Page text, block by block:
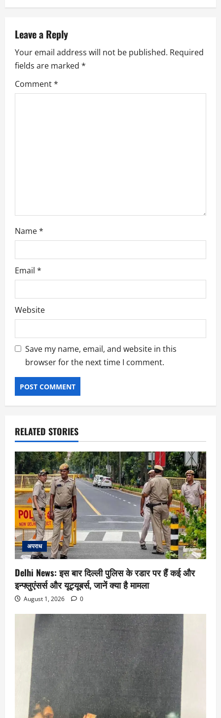
Leave a Reply
Your email address will not be published. Required
fields are marked *
Comment*
Name*
Email *
Website
Save my name, email, and website in this
browser for the next time I comment.
RELATED STORIES
अपराध
Delhi News: इस बार दिल्ली पुलिस के रडार पर हैं कई और
इन्फ्लुएंसर्स और यूट्यूबर्स, जानें क्या है मामला
August 1, 2026 0